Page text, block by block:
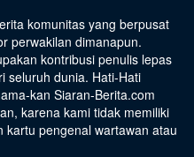
komunitas yang berpusat
perwakilan dimanapun.
kontribusi penulis lepas
seluruh dunia. Hati-Hati
kan Siaran-Berita.com
karena kami tidak memiliki
pengenal wartawan atau